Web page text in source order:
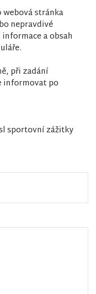
stránka
nepravdivé
a obsah
při zadání
informovat po
sportovní zážitky